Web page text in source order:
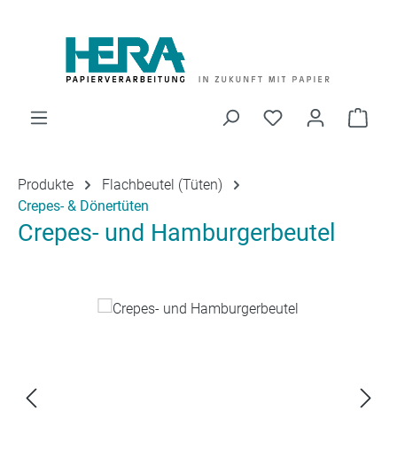
Du hast 0
Produkte
Flachbeutel (Tüten)
Crepes- & Dönertüten
Crepes- und Hamburgerbeutel
Bildergalerie überspringen